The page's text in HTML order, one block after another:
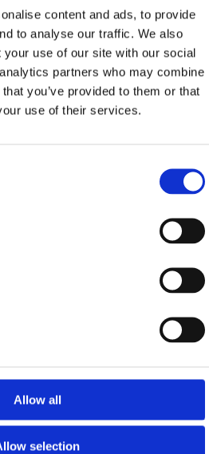
content and ads, to provide
to analyse our traffic. We also
your use of our site with our social
partners who may combine
you’ve provided to them or that
use of their services.
Allow all
selection